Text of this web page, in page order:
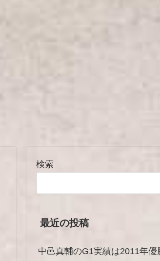
検索
最近の投稿
中邑真輔のG1実績は2011年優